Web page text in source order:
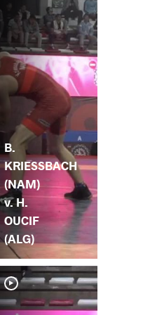
B.
KRIESSBACH
(NAM)
v. H.
OUCIF
(ALG)